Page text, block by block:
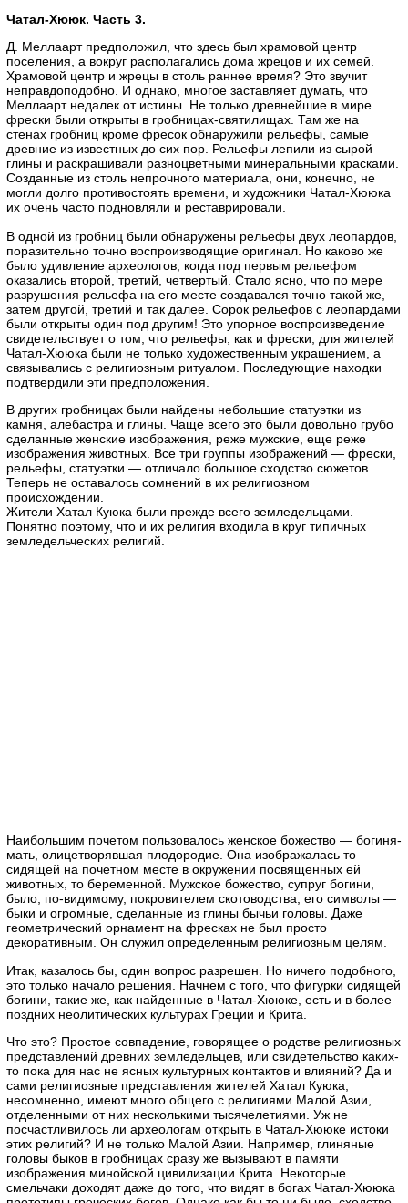
Чатал-Хююк. Часть 3.
Д. Меллаарт предположил, что здесь был храмовой центр
поселения, а вокруг располагались дома жрецов и их семей.
Храмовой центр и жрецы в столь раннее время? Это звучит
неправдоподобно. И однако, многое заставляет думать, что
Меллаарт недалек от истины. Не только древнейшие в мире
фрески были открыты в гробницах-святилищах. Там же на
стенах гробниц кроме фресок обнаружили рельефы, самые
древние из известных до сих пор. Рельефы лепили из сырой
глины и раскрашивали разноцветными минеральными красками.
Созданные из столь непрочного материала, они, конечно, не
могли долго противостоять времени, и художники Чатал-Хююка
их очень часто подновляли и реставрировали.
В одной из гробниц были обнаружены рельефы двух леопардов,
поразительно точно воспроизводящие оригинал. Но каково же
было удивление археологов, когда под первым рельефом
оказались второй, третий, четвертый. Стало ясно, что по мере
разрушения рельефа на его месте создавался точно такой же,
затем другой, третий и так далее. Сорок рельефов с леопардами
были открыты один под другим! Это упорное воспроизведение
свидетельствует о том, что рельефы, как и фрески, для жителей
Чатал-Хююка были не только художественным украшением, а
связывались с религиозным ритуалом. Последующие находки
подтвердили эти предположения.
В других гробницах были найдены небольшие статуэтки из
камня, алебастра и глины. Чаще всего это были довольно грубо
сделанные женские изображения, реже мужские, еще реже
изображения животных. Все три группы изображений — фрески,
рельефы, статуэтки — отличало большое сходство сюжетов.
Теперь не оставалось сомнений в их религиозном
происхождении.
Жители Хатал Куюка были прежде всего земледельцами.
Понятно поэтому, что и их религия входила в круг типичных
земледельческих религий.
Наибольшим почетом пользовалось женское божество — богиня-
мать, олицетворявшая плодородие. Она изображалась то
сидящей на почетном месте в окружении посвященных ей
животных, то беременной. Мужское божество, супруг богини,
было, по-видимому, покровителем скотоводства, его символы —
быки и огромные, сделанные из глины бычьи головы. Даже
геометрический орнамент на фресках не был просто
декоративным. Он служил определенным религиозным целям.
Итак, казалось бы, один вопрос разрешен. Но ничего подобного,
это только начало решения. Начнем с того, что фигурки сидящей
богини, такие же, как найденные в Чатал-Хююке, есть и в более
поздних неолитических культурах Греции и Крита.
Что это? Простое совпадение, говорящее о родстве религиозных
представлений древних земледельцев, или свидетельство каких-
то пока для нас не ясных культурных контактов и влияний? Да и
сами религиозные представления жителей Хатал Куюка,
несомненно, имеют много общего с религиями Малой Азии,
отделенными от них несколькими тысячелетиями. Уж не
посчастливилось ли археологам открыть в Чатал-Хююке истоки
этих религий? И не только Малой Азии. Например, глиняные
головы быков в гробницах сразу же вызывают в памяти
изображения минойской цивилизации Крита. Некоторые
смельчаки доходят даже до того, что видят в богах Чатал-Хююка